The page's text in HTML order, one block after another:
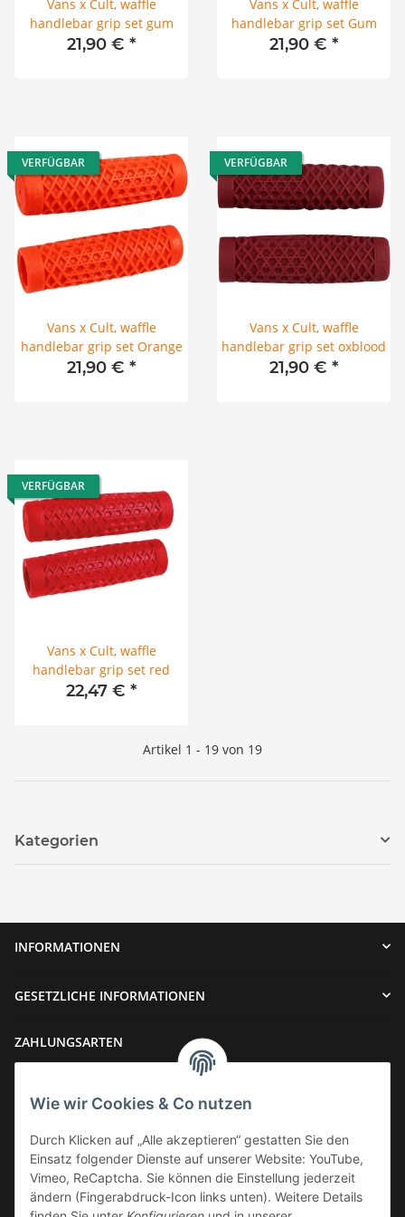
Vans x Cult, waffle
handlebar grip set gum
21,90 € *
Vans x Cult, waffle
handlebar grip set Gum
21,90 € *
VERFÜGBAR
Vans x Cult, waffle
handlebar grip set Orange
21,90 € *
VERFÜGBAR
Vans x Cult, waffle
handlebar grip set oxblood
21,90 € *
VERFÜGBAR
Vans x Cult, waffle
handlebar grip set red
22,47 € *
Artikel 1 - 19 von 19
Kategorien
INFORMATIONEN
GESETZLICHE INFORMATIONEN
ZAHLUNGSARTEN
VERSAND
Wie wir Cookies & Co nutzen
Durch Klicken auf „Alle akzeptieren“ gestatten Sie den
Einsatz folgender Dienste auf unserer Website: YouTube,
Vimeo, ReCaptcha. Sie können die Einstellung jederzeit
ändern (Fingerabdruck-Icon links unten). Weitere Details